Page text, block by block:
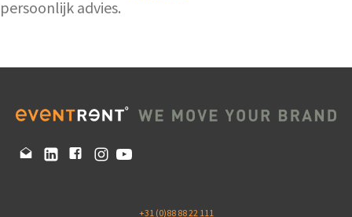
persoonlijk advies.
+31 (0)88 88 22 111